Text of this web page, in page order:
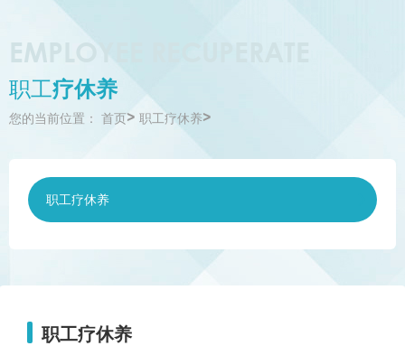
EMPLOYEE RECUPERATE
职工疗休养
您的当前位置： 首页> 职工疗休养>
职工疗休养
职工疗休养